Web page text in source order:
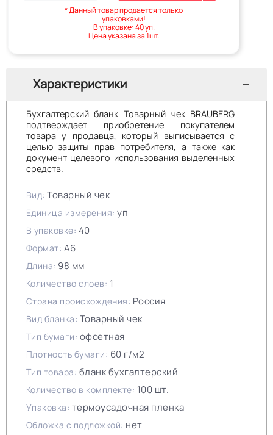
* Данный товар продается только
упаковками!
В упаковке: 40 уп.
Цена указана за 1шт.
Характеристики
Бухгалтерский бланк Товарный чек BRAUBERG
подтверждает приобретение покупателем
товара у продавца, который выписывается с
целью защиты прав потребителя, а также как
документ целевого использования выделенных
средств.
Вид: Товарный чек
Единица измерения: уп
В упаковке: 40
Формат: А6
Длина: 98 мм
Количество слоев: 1
Страна происхождения: Россия
Вид бланка: Товарный чек
Тип бумаги: офсетная
Плотность бумаги: 60 г/м2
Тип товара: бланк бухгалтерский
Количество в комплекте: 100 шт.
Упаковка: термоусадочная пленка
Обложка с подложкой: нет